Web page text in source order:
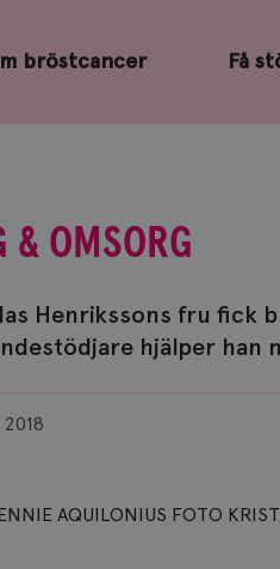
bröstcancer Få
& OMSORG
Henrikssons fru fick
hjälper han
AQUILONIUS FOTO